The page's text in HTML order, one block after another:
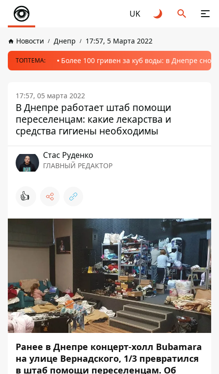
UK
Новости Днепр 17:57, 5 Марта 2022
ТОПТЕМА: Более 100 гривен за куб воды: в Днепре
17:57, 05 марта 2022
В Днепре работает штаб помощи
переселенцам: какие лекарства и
средства гигиены необходимы
Стаc Руденко
ГЛАВНЫЙ РЕДАКТОР
👍
Ранее в Днепре концерт-холл Bubamara
на улице Вернадского, 1/3 превратился
в штаб помощи переселенцам. Об